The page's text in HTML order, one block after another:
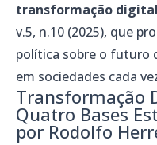
transformação digital
v.5, n.10 (2025), que
política sobre o futuro
em sociedades cada
Transformação
Quatro Bases
por Rodolfo